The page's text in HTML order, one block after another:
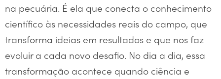
na pecuária. É ela que conecta o conhecimento
científico às necessidades reais do campo, que
transforma ideias em resultados e que nos faz
evoluir a cada novo desafio. No dia a dia, essa
transformação acontece quando ciência e